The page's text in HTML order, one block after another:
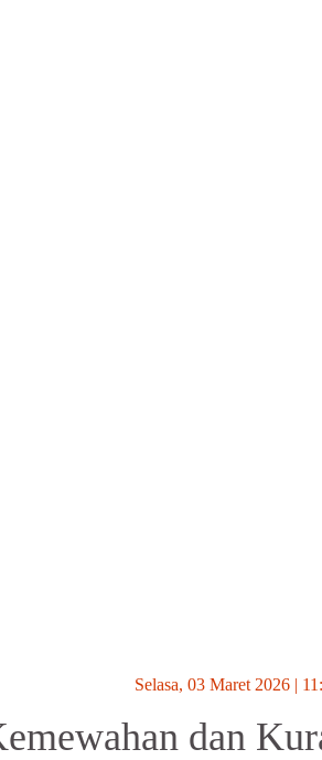
Selasa, 03 Maret 2026 |
dan